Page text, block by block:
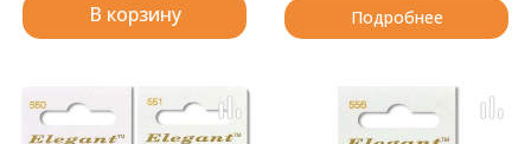
В корзину Подробнее